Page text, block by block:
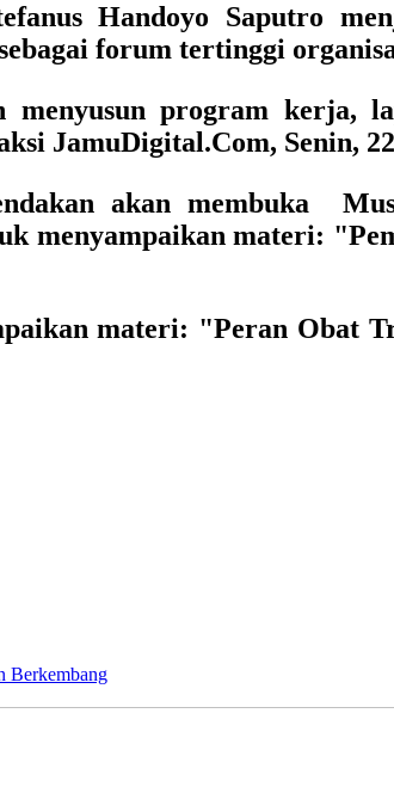
Handoyo Saputro
forum tertinggi
program kerja,
JamuDigital.Com, Senin,
akan membuka
menyampaikan materi:
materi: "Peran Obat
Berkembang